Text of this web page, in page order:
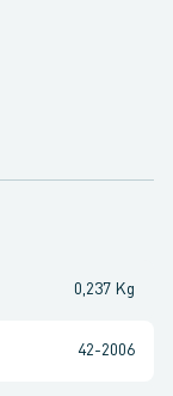
0,237 Kg
42-2006